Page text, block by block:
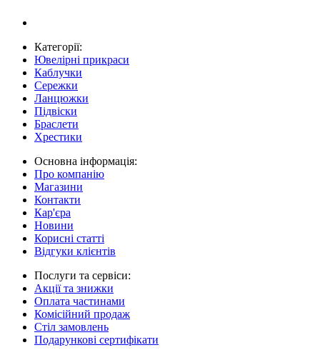
Категорії:
Ювелірні прикраси
Каблучки
Сережки
Ланцюжки
Підвіски
Браслети
Хрестики
Основна інформація:
Про компанію
Магазини
Контакти
Кар'єра
Новини
Корисні статті
Відгуки клієнтів
Послуги та сервіси:
Акції та знижки
Оплата частинами
Комісійний продаж
Стіл замовлень
Подарункові сертифікати